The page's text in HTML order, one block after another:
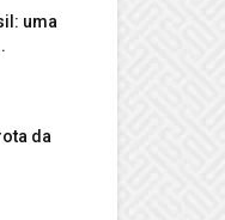
uma
da